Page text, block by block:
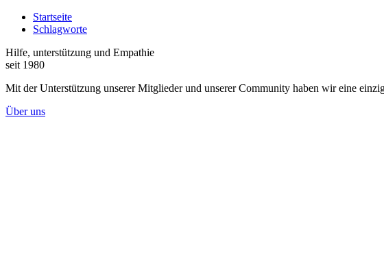
Startseite
Schlagworte
Hilfe, unterstützung und Empathie
seit 1980
Mit der Unterstützung unserer Mitglieder und unserer Community haben wir eine
Über uns